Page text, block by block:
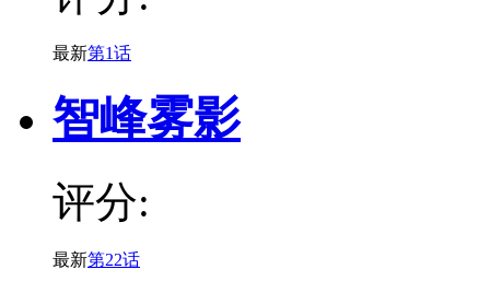
最新第1话
智峰雾影
评分:
最新第22话